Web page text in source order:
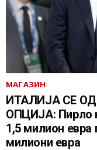
МАГАЗИН
ИТАЛИЈА СЕ
ОПЦИЈА: Пирло
1,5 милион евра
милиони евра